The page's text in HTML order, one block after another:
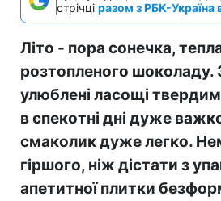
стрічці разом з РБК-Україна
Літо - пора сонечка,
розтопленого шоколаду.
улюблені ласощі
в спекотні дні дуже
смаколик дуже легко.
гіршого, ніж дістати з
апетитної плитки